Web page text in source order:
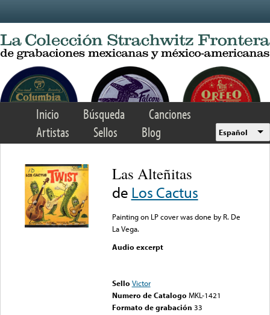
Inicio Búsqueda
Canciones
Artistas
Sellos Blog Español
Las Alteñitas
de Los Cactus
Painting on LP cover was done by R. De
La Vega.
Audio excerpt
Sello Victor
Numero de Catalogo MKL-1421
Formato de grabación 33